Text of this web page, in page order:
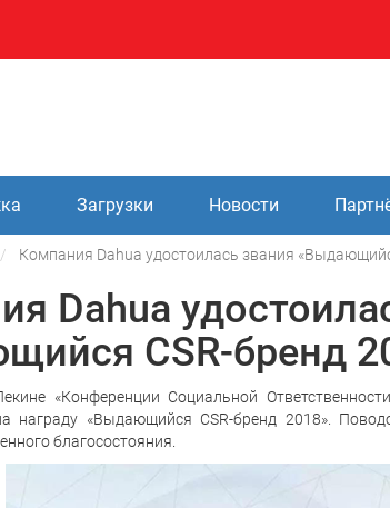
Загрузки Новости
Компания Dahua удостоилась звания
Dahua
CSR-бренд
«Конференции Социальной
награду «Выдающийся CSR-бренд 2018».
благосостояния.